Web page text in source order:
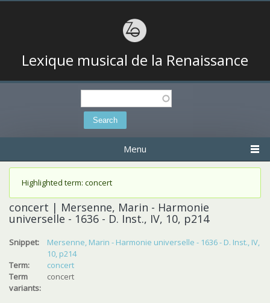
Lexique musical de la Renaissance
Search
Menu
Status message
Highlighted term: concert
concert | Mersenne, Marin - Harmonie
universelle - 1636 - D. Inst., IV, 10, p214
Snippet:
Mersenne, Marin - Harmonie universelle - 1636 - D. Inst., IV,
10, p214
Term:
concert
Term
variants:
concert